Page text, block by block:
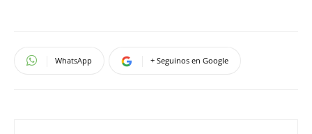
WhatsApp + Seguinos en Google